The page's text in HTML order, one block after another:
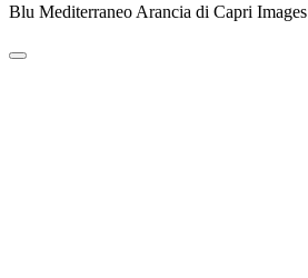
Blu Mediterraneo Arancia di Capri Images